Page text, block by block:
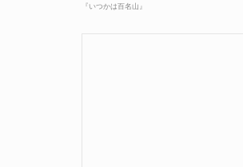
『いつかは百名山』